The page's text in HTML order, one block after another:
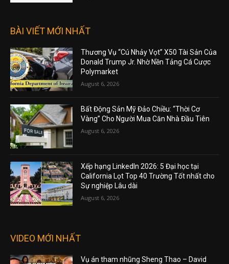
BÀI VIẾT MỚI NHẤT
Thương Vụ “Cú Nhảy Vọt” X50 Tài Sản Của
Donald Trump Jr. Nhờ Nền Tảng Cá Cược
Polymarket
August 6, 2026
Bất Động Sản Mỹ Đảo Chiều: “Thời Cơ
Vàng” Cho Người Mua Căn Nhà Đầu Tiên
August 6, 2026
Xếp hạng LinkedIn 2026: 5 Đại học tại
California Lọt Top 40 Trường Tốt nhất cho
Sự nghiệp Lâu dài
August 6, 2026
VIDEO MỚI NHẤT
Vụ án tham nhũng Sheng Thao – David